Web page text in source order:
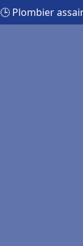
🕒 Plombier